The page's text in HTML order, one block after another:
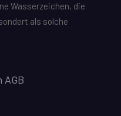
Wasserzeichen, die
als solche